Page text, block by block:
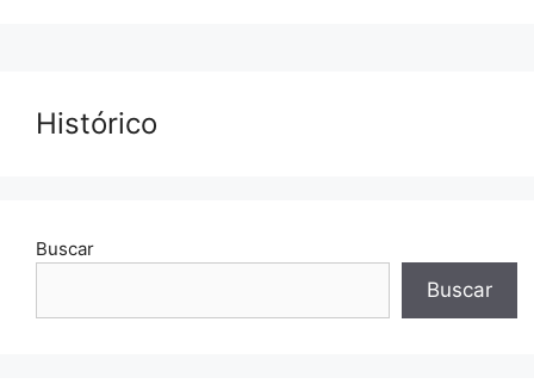
Histórico
Buscar
Buscar